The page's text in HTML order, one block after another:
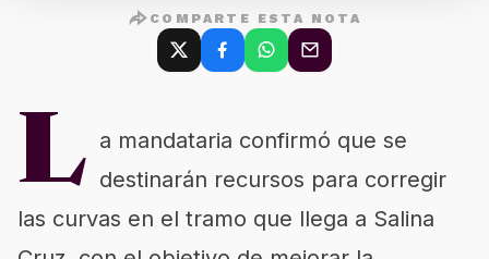
COMPARTE ESTA NOTA
L a mandataria confirmó que se
destinarán recursos para corregir
las curvas en el tramo que llega a Salina